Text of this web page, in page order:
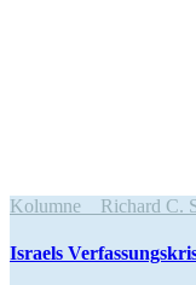
Kolumne Richard C.
Israels